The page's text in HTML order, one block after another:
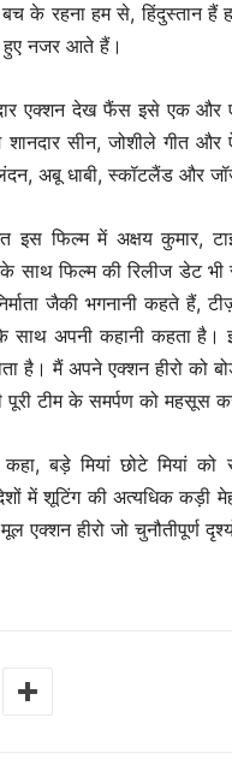
के रहना हम से, हिंदुस्तान
हुए नजर आते हैं।
एक्शन देख फैंस इसे एक और
सीन, जोशीले गीत
अबू धाबी, स्कॉटलैंड और
इस फिल्म में अक्षय कुमार,
साथ फिल्म की रिलीज डेट
जैकी भगनानी कहते हैं,
साथ अपनी कहानी कहता
है। मैं अपने एक्शन हीरो को
पूरी टीम के समर्पण को महसूस
बड़े मियां छोटे मियां
में शूटिंग की अत्यधिक कड़ी
एक्शन हीरो जो चुनौतीपूर्ण